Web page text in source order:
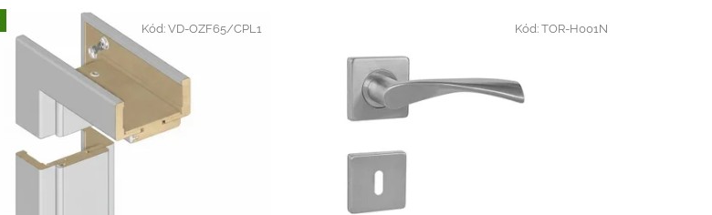
Kód:VD-OZF65/CPL1 Kód:TOR-H001N